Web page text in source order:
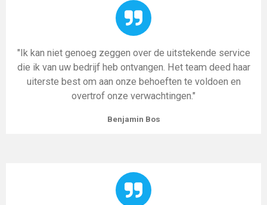
"Ik kan niet genoeg zeggen over de uitstekende service
die ik van uw bedrijf heb ontvangen. Het team deed haar
uiterste best om aan onze behoeften te voldoen en
overtrof onze verwachtingen."
Benjamin Bos